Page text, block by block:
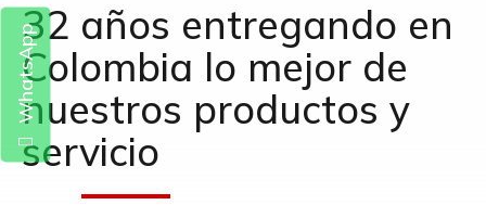
32 años entregando en
Colombia lo mejor de
nuestros productos y
servicio
WhatsApp